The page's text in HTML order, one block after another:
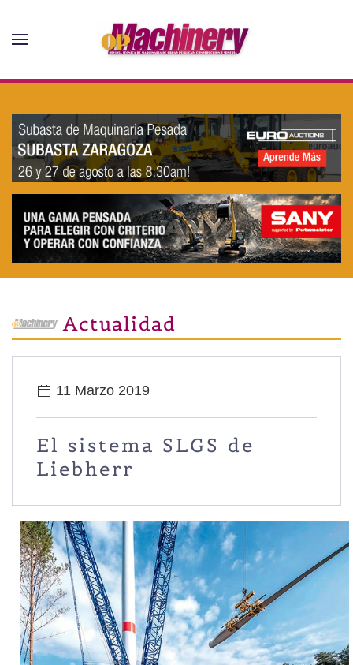
Skip to main content
Actualidad
11 Marzo 2019
El sistema SLGS de
Liebherr